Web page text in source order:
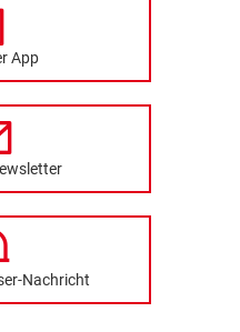
App
Nachricht